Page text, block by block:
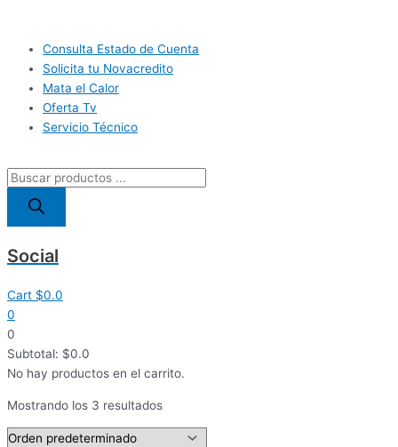
contenido
Main
Menu
Consulta Estado de Cuenta
Solicita tu Novacredito
Mata el Calor
Oferta Tv
Servicio Técnico
productos
Social
Cart $0.0
0
0
Subtotal: $0.0
No hay productos en el carrito.
Mostrando los 3 resultados
original
era:
$150.0.
actual
es:
original
era:
$127.0.
actual
es:
$98.5.
original
era:
$63.0.
actual
es:
$45.0.